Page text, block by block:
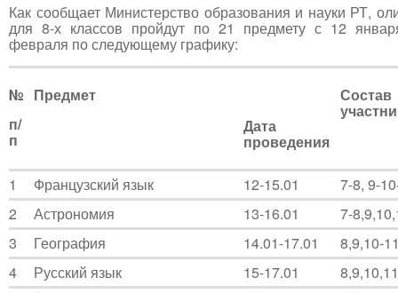
Как сообщает Министерство образования и науки РТ,
для 8-х классов пройдут по 21 предмету с 12
февраля по следующему графику:
№
п/
п
Предмет
Дата
проведения
Состав
1 Французский язык 12-15.01
7-8, 9-
2
Астрономия 13-16.01
7-
3
География 14.01-17.01
8,9,10-
4
Русский язык 15-17.01
8,9,10,11